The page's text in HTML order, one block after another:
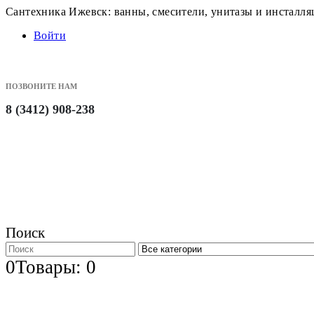
Сантехника Ижевск: ванны, смесители, унитазы и
Войти
ПОЗВОНИТЕ НАМ
8 (3412) 908-238
Поиск
0Товары: 0